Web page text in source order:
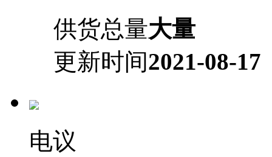
供货总量大量
更新时间2021-08-17
电议